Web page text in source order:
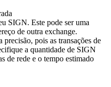
SIGN. Este pode ser uma
de outra exchange.
pois as transações de
a quantidade de SIGN
de rede e o tempo estimado